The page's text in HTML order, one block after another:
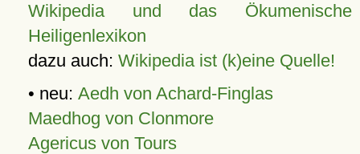
Wikipedia und das Ökumenische
Heiligenlexikon
dazu auch: Wikipedia ist (k)eine Quelle!
• neu: Aedh von Achard-Finglas
Maedhog von Clonmore
Agericus von Tours